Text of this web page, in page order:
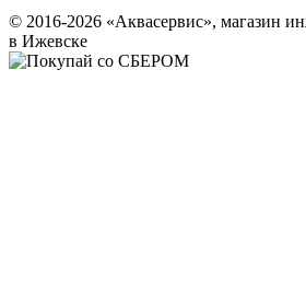
© 2016-2026 «Аквасервис», магазин
в Ижевске